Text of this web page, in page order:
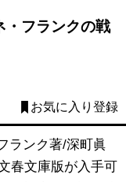
・フランクの戦
お気に入り登録
ランク著/深町眞
春文庫版が入手可